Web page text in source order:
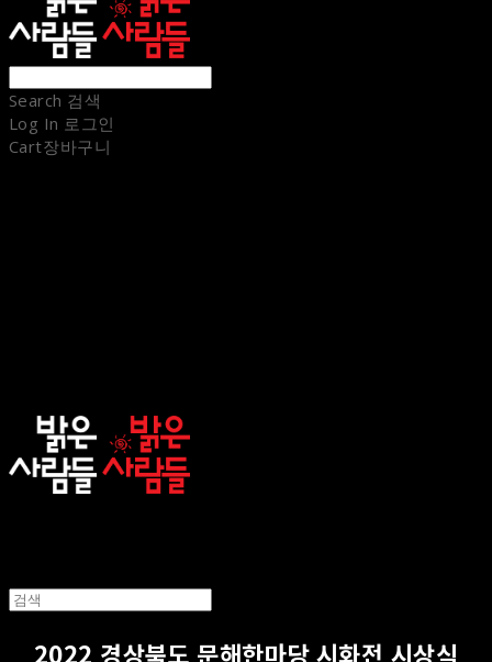
Search 검색
Log In 로그인
Cart장바구니
2022 경상북도 문해한마당 시화전 시상식